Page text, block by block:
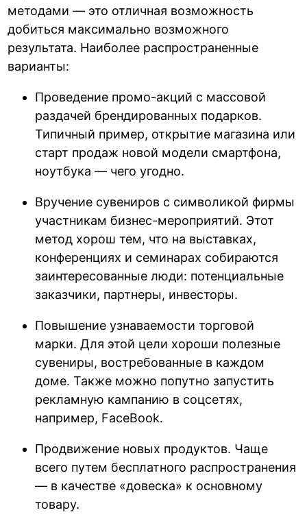
методами — это отличная возможность
добиться максимально возможного
результата. Наиболее распространенные
варианты:
Проведение промо-акций с массовой
раздачей брендированных подарков.
Типичный пример, открытие магазина или
старт продаж новой модели смартфона,
ноутбука — чего угодно.
Вручение сувениров с символикой фирмы
участникам бизнес-мероприятий. Этот
метод хорош тем, что на выставках,
конференциях и семинарах собираются
заинтересованные люди: потенциальные
заказчики, партнеры, инвесторы.
Повышение узнаваемости торговой
марки. Для этой цели хороши полезные
сувениры, востребованные в каждом
доме. Также можно попутно запустить
рекламную кампанию в соцсетях,
например, FaceBook.
Продвижение новых продуктов. Чаще
всего путем бесплатного распространения
— в качестве «довеска» к основному
товару.